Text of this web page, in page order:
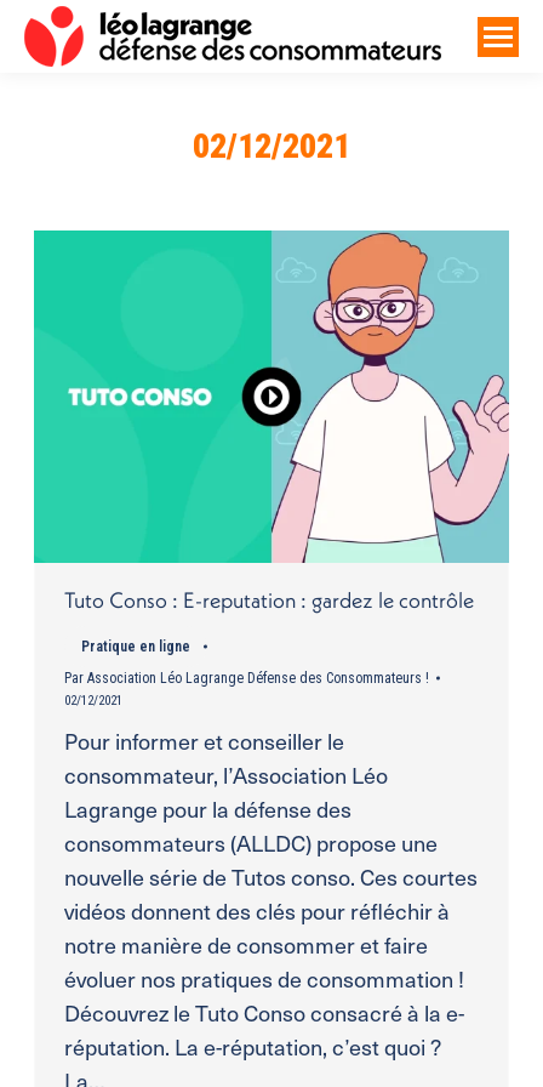
02/12/2021
Tuto Conso : E-reputation : gardez le contrôle
Pratique en ligne
Par Association Léo Lagrange Défense des Consommateurs !
02/12/2021
Pour informer et conseiller le
consommateur, l’Association Léo
Lagrange pour la défense des
consommateurs (ALLDC) propose une
nouvelle série de Tutos conso. Ces courtes
vidéos donnent des clés pour réfléchir à
notre manière de consommer et faire
évoluer nos pratiques de consommation !
Découvrez le Tuto Conso consacré à la e-
réputation. La e-réputation, c’est quoi ?